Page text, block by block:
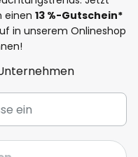
einen 13 %-Gutschein*
in unserem Onlineshop